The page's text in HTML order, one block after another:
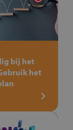
bij het
het